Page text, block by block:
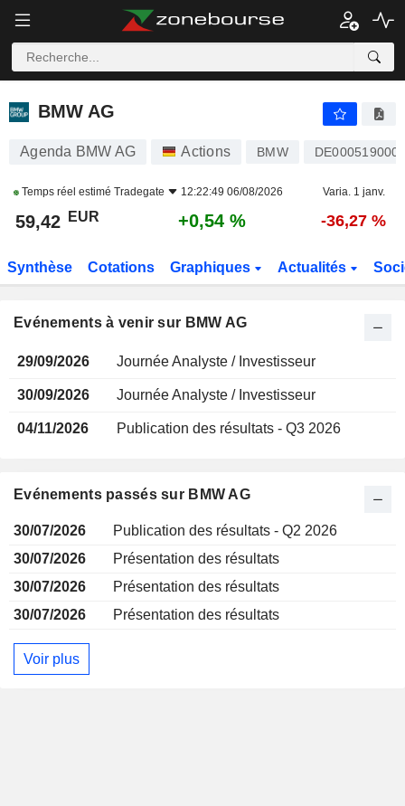
BMW AG
BMW AG
Agenda BMW AG Actions BMW
Temps réel estimé Tradegate 12:22:49 06/08/2026 Varia. 1 janv.
59,42 EUR +0,54 % -36,27 %
Synthèse Cotations Graphiques Actualités
Evénements à venir sur BMW AG
29/09/2026 Journée Analyste / Investisseur
30/09/2026 Journée Analyste / Investisseur
04/11/2026 Publication des résultats - Q3 2026
Evénements passés sur BMW AG
30/07/2026
Publication des résultats - Q2 2026
30/07/2026
Présentation des résultats
30/07/2026
Présentation des résultats
30/07/2026
Présentation des résultats
Voir plus